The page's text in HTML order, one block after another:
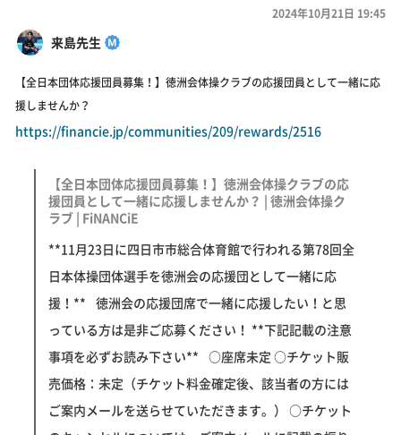
来島先生
2024年10月21日 19:45
【全日本団体応援団員募集！】徳洲会体操クラブの応援団員として一緒に応
援しませんか？
https://financie.jp/communities/209/rewards/2516
【全日本団体応援団員募集！】徳洲会体操クラブの応
援団員として一緒に応援しませんか？ | 徳洲会体操ク
ラブ | FiNANCiE
**11月23日に四日市市総合体育館で行われる第78回全
日本体操団体選手を徳洲会の応援団として一緒に応
援！** 徳洲会の応援団席で一緒に応援したい！と思
っている方は是非ご応募ください！ **下記記載の注意
事項を必ずお読み下さい** ○座席未定 ○チケット販
売価格：未定（チケット料金確定後、該当者の方には
ご案内メールを送らせていただきます。） ○チケット